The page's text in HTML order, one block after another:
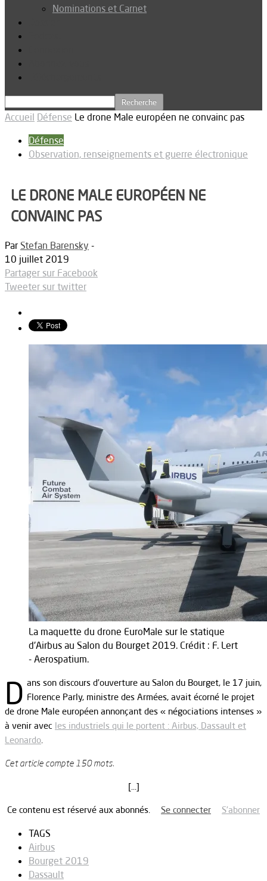
Nominations et Carnet
Accueil Défense Le drone Male européen ne convainc pas
Défense
Observation, renseignements et guerre électronique
LE DRONE MALE EUROPÉEN NE
CONVAINC PAS
Par Stefan Barensky -
10 juillet 2019
Partager sur Facebook
Tweeter sur twitter
La maquette du drone EuroMale sur le statique
d'Airbus au Salon du Bourget 2019. Crédit : F. Lert
- Aerospatium.
D ans son discours d’ouverture au Salon du Bourget, le 17 juin,
Florence Parly, ministre des Armées, avait écorné le projet
de drone Male européen annonçant des « négociations intenses »
à venir avec les industriels qui le portent : Airbus, Dassault et
Leonardo.
Cet article compte 150 mots.
[…]
Ce contenu est réservé aux abonnés. Se connecter S’abonner
TAGS
Airbus
Bourget 2019
Dassault